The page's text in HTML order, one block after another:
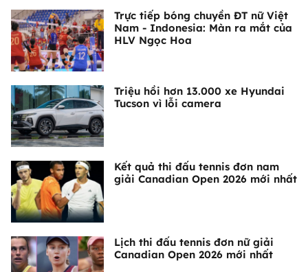
Trực tiếp bóng chuyền ĐT nữ Việt
Nam - Indonesia: Màn ra mắt của
HLV Ngọc Hoa
Triệu hồi hơn 13.000 xe Hyundai
Tucson vì lỗi camera
Kết quả thi đấu tennis đơn nam
giải Canadian Open 2026 mới nhất
Lịch thi đấu tennis đơn nữ giải
Canadian Open 2026 mới nhất